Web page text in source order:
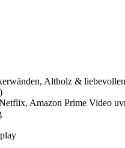
Altholz &
Amazon Prime Video